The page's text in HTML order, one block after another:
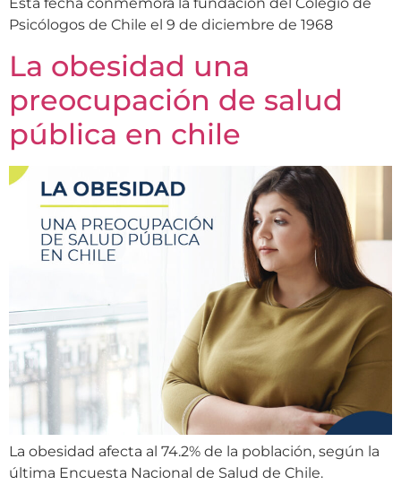
Psicólogos de Chile el 9 de diciembre de 1968
La obesidad una
preocupación de salud
pública en chile
La obesidad afecta al 74.2% de la población, según la
última Encuesta Nacional de Salud de Chile.